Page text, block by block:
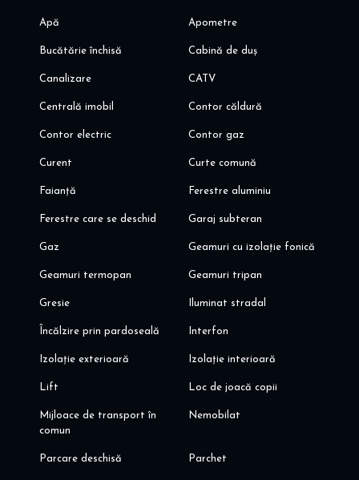
- spitale si clinici medicale de stat si private (Spital Medicover,
Policlina Medicaver, clinica Regina Maria, etc)
Va invit sa programati o vizionare! Alina Dinoiu
Apă Apometre
Bucătărie închisă Cabină de duș
Canalizare CATV
Centrală imobil Contor căldură
Contor electric Contor gaz
Curent Curte comună
Faianță Ferestre aluminiu
Ferestre care se deschid Garaj subteran
Gaz Geamuri cu izolație fonică
Geamuri termopan Geamuri tripan
Gresie Iluminat stradal
Încălzire prin pardoseală Interfon
Izolație exterioară Izolație interioară
Lift Loc de joacă copii
Mijloace de transport în
comun
Nemobilat
Parcare deschisă Parchet